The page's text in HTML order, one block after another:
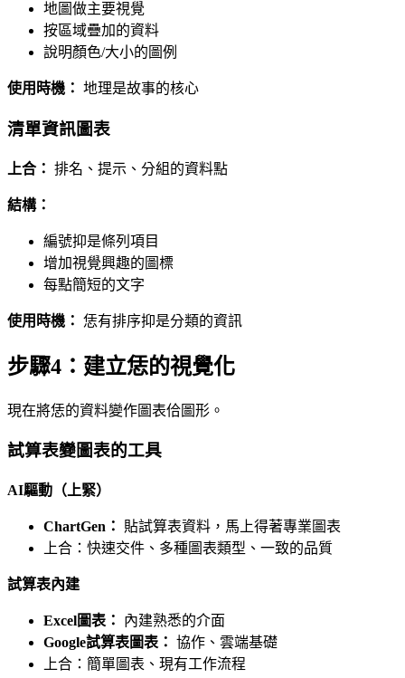
地圖做主要視覺
按區域疊加的資料
說明顏色/大小的圖例
使用時機： 地理是故事的核心
清單資訊圖表
上合： 排名、提示、分組的資料點
結構：
編號抑是條列項目
增加視覺興趣的圖標
每點簡短的文字
使用時機： 恁有排序抑是分類的資訊
步驟4：建立恁的視覺化
現在將恁的資料變作圖表佮圖形。
試算表變圖表的工具
AI驅動（上緊）
ChartGen：
貼試算表資料，馬上得著專業圖表
上合：快速交件、多種圖表類型、一致的品質
試算表內建
Excel圖表：
內建熟悉的介面
Google試算表圖表： 協作、雲端基礎
上合：簡單圖表、現有工作流程